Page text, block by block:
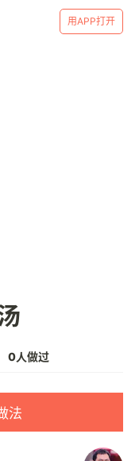
用APP打开
0人做过
法